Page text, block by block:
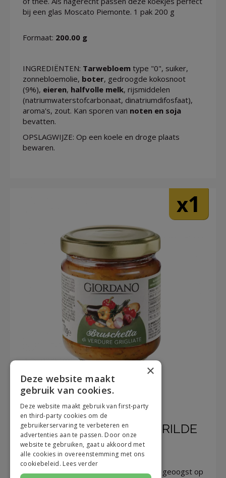
bij een glas Moscato Piemonte. 1 pak 200 g
Formaat: 200.00 g
INGREDIËNTEN: Tarwebloem type "0", suiker,
zonnebloemolie, boter, gedroogde kokosnoot
(9%), eieren, halfvolle melk, rijsmiddelen
(natriumwaterstofcarbonaat, dinatriumdifosfaat),
aroma's, zout. Kan sporen van noten en soja
bevatten.
OPSLAGWIJZE: Op een koele en droge plaats
bewaren.
BRUSCHETTA VAN GEGRILDE
GROENTEN
De stevigste en sappigste fruit worden geoogst op
x1
×
Deze website maakt
gebruik van cookies.
Deze website maakt gebruik van first-party
en third-party cookies om de
gebruikerservaring te verbeteren en
advertenties aan te passen. Door onze
website te gebruiken, gaat u akkoord met
alle cookies in overeenstemming met ons
cookiebeleid. Lees verder